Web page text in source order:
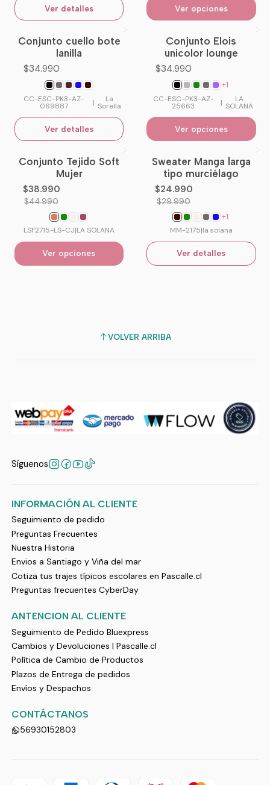
Ver detalles Ver opciones
No disponible
Conjunto cuello bote
lanilla
$34.990
CC-ESC-PK3-AZ-
069887 | La
Sorella
Ver detalles
Conjunto Elois
unicolor lounge
$34.990
+1
CC-ESC-PK3-AZ-
25663 | LA
SOLANA
Ver opciones
-13%OFF
Conjunto Tejido Soft
Mujer
$38.990
$44.990
LSF2715-LS-CJ|LA SOLANA
Ver opciones
-17%OFF
No disponible
Sweater Manga larga
tipo murciélago
$24.990
$29.990
+1
MM-2175|la solana
Ver detalles
VOLVER ARRIBA
Síguenos
INFORMACIÓN AL CLIENTE
Seguimiento de pedido
Preguntas Frecuentes
Nuestra Historia
Envios a Santiago y Viña del mar
Cotiza tus trajes típicos escolares en Pascalle.cl
Preguntas frecuentes CyberDay
ANTENCION AL CLIENTE
Seguimiento de Pedido Bluexpress
Cambios y Devoluciones | Pascalle.cl
Política de Cambio de Productos
Plazos de Entrega de pedidos
Envíos y Despachos
CONTÁCTANOS
56930152803